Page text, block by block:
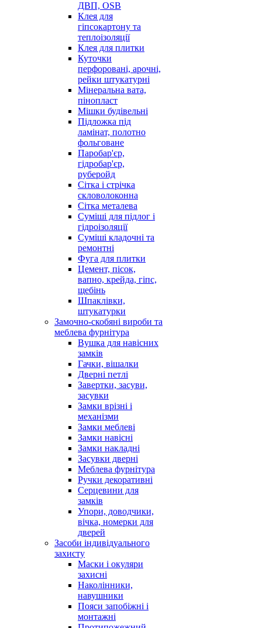
ДВП, OSB
Клея для
гіпсокартону та
теплоізоляції
Клея для плитки
Куточки
перфоровані, арочні,
рейки штукатурні
Мінеральна вата,
пінопласт
Мішки будівельні
Підложка під
ламінат, полотно
фольговане
Паробар'єр,
гідробар'єр,
руберойд
Сітка і стрічка
скловолоконна
Сітка металева
Суміші для підлог і
гідроізоляції
Суміші кладочні та
ремонтні
Фуга для плитки
Цемент, пісок,
вапно, крейда, гіпс,
щебінь
Шпаклівки,
штукатурки
Замочно-скобяні вироби та
меблева фурнітура
Вушка для навісних
замків
Гачки, вішалки
Дверні петлі
Завертки, засуви,
засувки
Замки врізні і
механізми
Замки меблеві
Замки навісні
Замки накладні
Засувки дверні
Меблева фурнітура
Ручки декоративні
Серцевини для
замків
Упори, доводчики,
вічка, номерки для
дверей
Засоби індивідуального
захисту
Маски і окуляри
захисні
Наколінники,
навушники
Пояси запобіжні і
монтажні